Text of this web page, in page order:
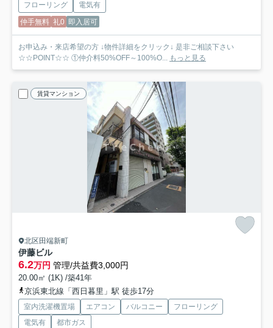
フローリング
電気有
仲手無料 礼0 即入居可
お申込み・来店希望の方 ↓物件詳細をクリック↓ 是非ご相談下さい
☆☆POINT☆☆ ①仲介料50%OFF～100%O... もっと見る
賃貸マンション
北区田端新町
伊藤ビル
6.2万円 管理/共益費3,000円
20.00㎡ (1K) /築41年
京浜東北線「西日暮里」駅 徒歩17分
室内洗濯機置場 エアコン バルコニー
フローリング
電気有
都市ガス